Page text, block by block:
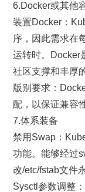
6.Docker或其他
装置Docker：
序，因此需求在
运转时。Docker
社区支撑和丰厚
版别要求：
配，以保证兼容
7.体系装备
禁用Swap：
功能。能够经过
改/etc/fstab文件
Sysctl参数调整